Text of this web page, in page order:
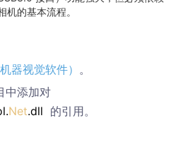
的基本流程。
器视觉软件） 。
中添加对
Net.dll 的引用。